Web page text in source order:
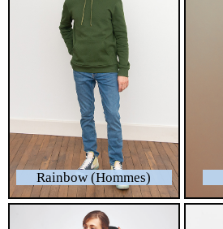
Rainbow (Hommes)